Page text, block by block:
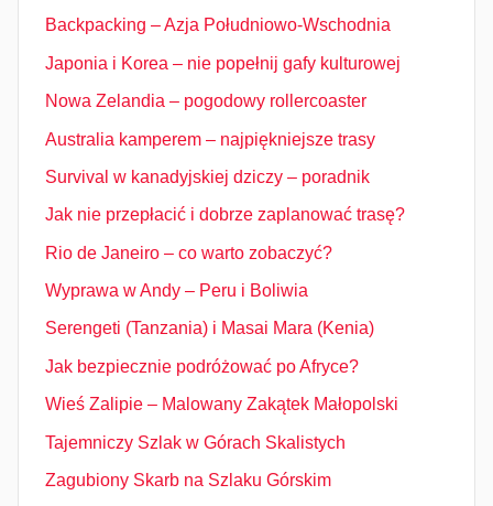
Backpacking – Azja Południowo-Wschodnia
Japonia i Korea – nie popełnij gafy kulturowej
Nowa Zelandia – pogodowy rollercoaster
Australia kamperem – najpiękniejsze trasy
Survival w kanadyjskiej dziczy – poradnik
Jak nie przepłacić i dobrze zaplanować trasę?
Rio de Janeiro – co warto zobaczyć?
Wyprawa w Andy – Peru i Boliwia
Serengeti (Tanzania) i Masai Mara (Kenia)
Jak bezpiecznie podróżować po Afryce?
Wieś Zalipie – Malowany Zakątek Małopolski
Tajemniczy Szlak w Górach Skalistych
Zagubiony Skarb na Szlaku Górskim